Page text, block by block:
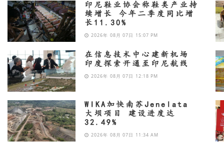
印尼鞋业协会称鞋类产业持
续增长 今年二季度同比增
长11.30%
2026年 08月 07日 15:07 PM
在信息技术中心建新机场
印度探索开通至印尼航线
2026年 08月 07日 12:18 PM
WIKA加快南苏Jenelata
大坝项目 建设进度达
32.49%
2026年 08月 07日 11:34 AM